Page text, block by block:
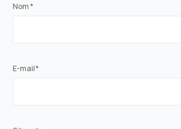
Nom*
E-mail*